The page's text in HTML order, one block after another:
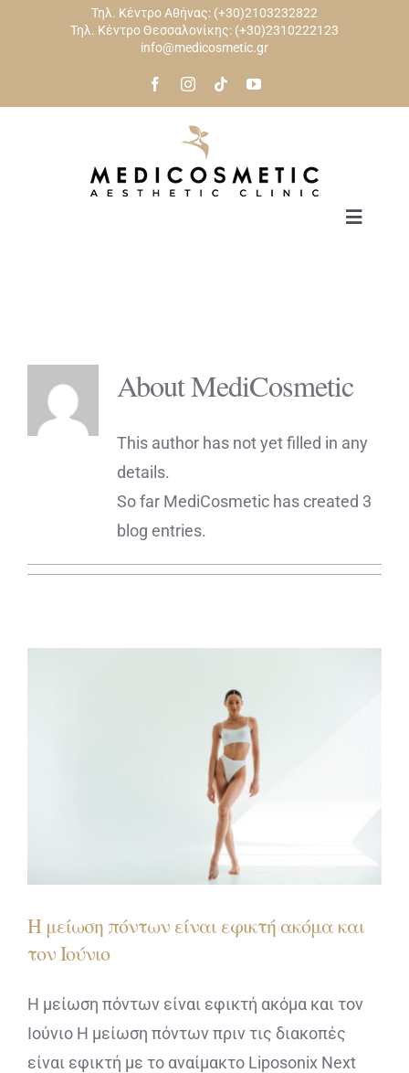
Τηλ. Κέντρο Αθήνας: (+30)2103232822
Τηλ. Κέντρο Θεσσαλονίκης: (+30)2310222123
info@medicosmetic.gr
Toggle
ΣΩΜΑ
ΔΙΑΓΝΩΣΤΙΚΕΣ ΑΝΑΛΥΣΕΙΣ
BLOG
ΕΠΙΚΟΙΝΩΝΙΑ
AboutMediCosmetic
This author has not yet filled in any
details.
So far MediCosmetic has created 3
blog entries.
Η μείωση πόντων είναι εφικτή ακόμα και
τον Ιούνιο
Η μείωση πόντων είναι εφικτή ακόμα και τον
Ιούνιο Η μείωση πόντων πριν τις διακοπές
είναι εφικτή με το αναίμακτο Liposonix Next